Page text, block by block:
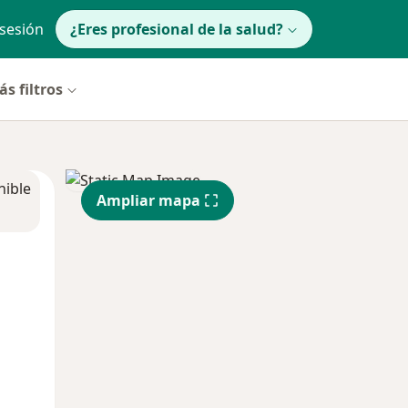
¿Eres profesional de la salud?
filtros
Ampliar mapa